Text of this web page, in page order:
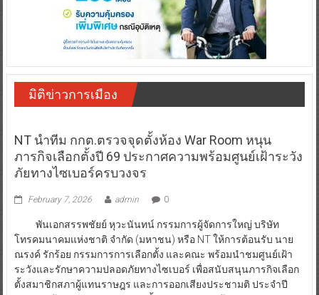
มิติข่าวการเมือง
NT นำทีม กกต.ตรวจจุดตั้งห้อง War Room หนุน
ภารกิจเลือกตั้งปี 69 ประกาศความพร้อมศูนย์เฝ้าระวัง
ภัยทางไซเบอร์ครบวงจร
February 7, 2026 admin 0
พันเอกสรรพชัยย์ หุวะนันทน์ กรรมการผู้จัดการใหญ่ บริษัท
โทรคมนาคมแห่งชาติ จำกัด (มหาชน) หรือ NT ให้การต้อนรับ นาย
ณรงค์ รักร้อย กรรมการการเลือกตั้ง และคณะ พร้อมนำชมศูนย์เฝ้า
ระวังและรักษาความปลอดภัยทางไซเบอร์ เพื่อสนับสนุนภารกิจเลือก
ตั้งสมาชิกสภาผู้แทนราษฎร และการออกเสียงประชามติ ประจำปี